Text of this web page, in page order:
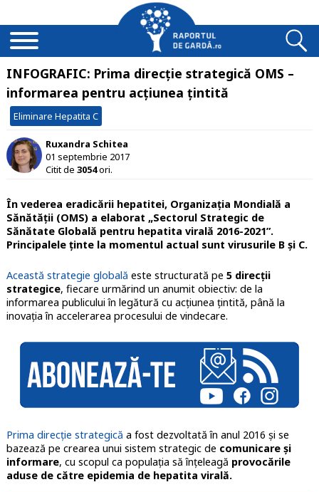
INFOGRAFIC: Prima direcție strategică OMS –
informarea pentru acțiunea țintită
Eliminare Hepatita C
Ruxandra Schitea
01 septembrie 2017
Citit de 3054ori.
În vederea eradicării hepatitei, Organizația Mondială a
Sănătății (OMS) a elaborat „Sectorul Strategic de
Sănătate Globală pentru hepatita virală 2016-2021”.
Principalele ținte la momentul actual sunt virusurile B și C.
Această strategie globală este structurată pe 5 direcții
strategice, fiecare urmărind un anumit obiectiv: de la
informarea publicului în legătură cu acțiunea țintită, până la
inovația în accelerarea procesului de vindecare.
Prima direcție strategică a fost dezvoltată în anul 2016 și se
bazează pe crearea unui sistem strategic de comunicare și
informare, cu scopul ca populația să înțeleagă provocările
aduse de către epidemia de hepatita virală.